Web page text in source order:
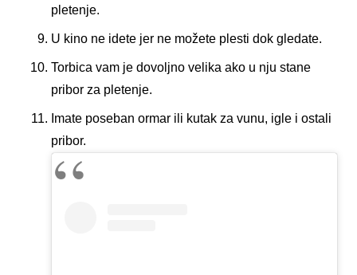
pletenje.
U kino ne idete jer ne možete plesti dok gledate.
Torbica vam je dovoljno velika ako u nju stane
pribor za pletenje.
Imate poseban ormar ili kutak za vunu, igle i ostali
pribor.